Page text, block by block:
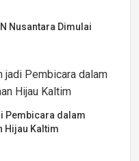
Nusantara Dimulai
Pembicara dalam
Hijau Kaltim